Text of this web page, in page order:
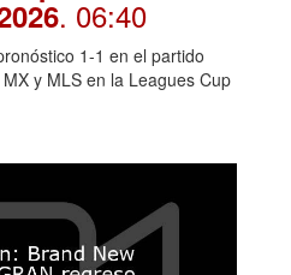
. 06:40
1-1 en el partido
y MLS en la Leagues Cup